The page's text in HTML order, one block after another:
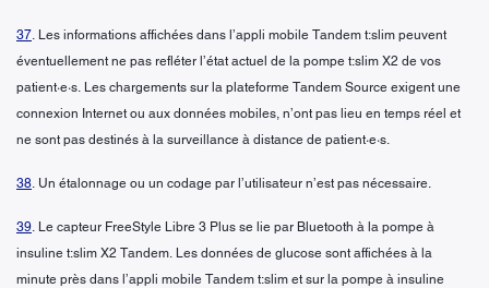
37. Les informations affichées dans l’appli mobile Tandem t:slim peuvent
éventuellement ne pas refléter l’état actuel de la pompe t:slim X2 de vos
patient·e·s. Les chargements sur la plateforme Tandem Source exigent une
connexion Internet ou aux données mobiles, n’ont pas lieu en temps réel et
ne sont pas destinés à la surveillance à distance de patient·e·s.
38. Un étalonnage ou un codage par l’utilisateur n’est pas nécessaire.
39. Le capteur FreeStyle Libre 3 Plus se lie par Bluetooth à la pompe à
insuline t:slim X2 Tandem. Les données de glucose sont affichées à la
minute près dans l’appli mobile Tandem t:slim et sur la pompe à insuline